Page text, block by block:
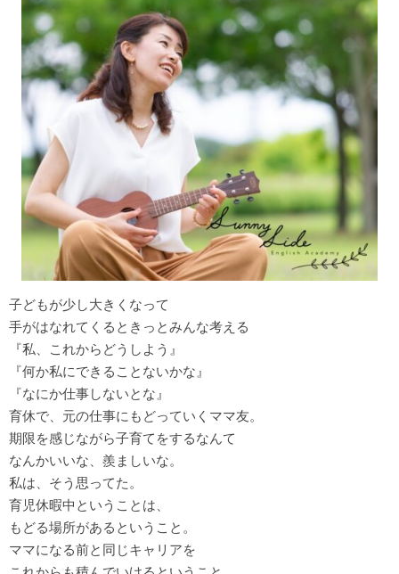
子どもが少し大きくなって
手がはなれてくるときっとみんな考える
『私、これからどうしよう』
『何か私にできることないかな』
『なにか仕事しないとな』
育休で、元の仕事にもどっていくママ友。
期限を感じながら子育てをするなんて
なんかいいな、羨ましいな。
私は、そう思ってた。
育児休暇中ということは、
もどる場所があるということ。
ママになる前と同じキャリアを